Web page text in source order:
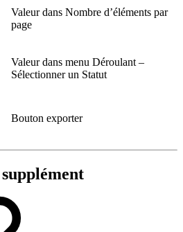
Valeur dans Nombre d’éléments par
page
Valeur dans menu Déroulant –
Sélectionner un Statut
Bouton exporter